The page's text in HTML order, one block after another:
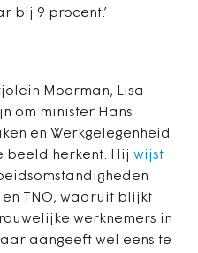
bij 9 procent.’
Moorman, Lisa
om minister Hans
en Werkgelegenheid
beeld herkent. Hij wijst
en TNO, waaruit blijkt
werknemers in
aangeeft wel eens te